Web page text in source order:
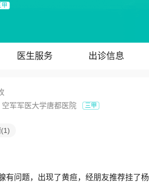
甲
医生服务 出诊信息
空军军医大学唐都医院 三甲
(1)
有问题，出现了黄疸，经朋友推荐挂了